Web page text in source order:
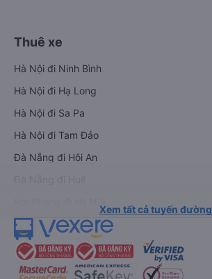
Thuê xe
Hà Nội đi Ninh Bình
Hà Nội đi Hạ Long
Hà Nội đi Sa Pa
Hà Nội đi Tam Đảo
Đà Nẵng đi Hội An
Xem tất cả tuyến đường